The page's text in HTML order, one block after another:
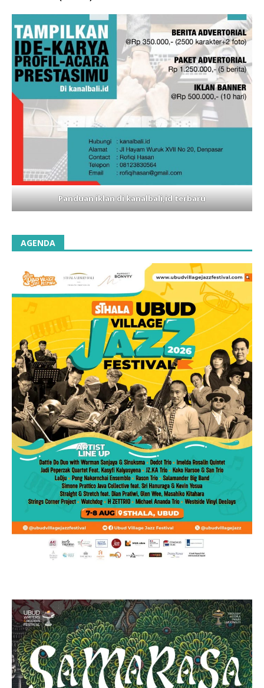
Panduan iklan di kanalbali,id terbaru
AGENDA